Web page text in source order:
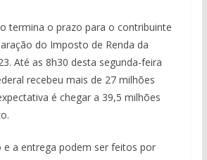
termina o prazo para o contribuinte
do Imposto de Renda da
Até as 8h30 desta segunda-feira
recebeu mais de 27 milhões
é chegar a 39,5 milhões
e a entrega podem ser feitos por